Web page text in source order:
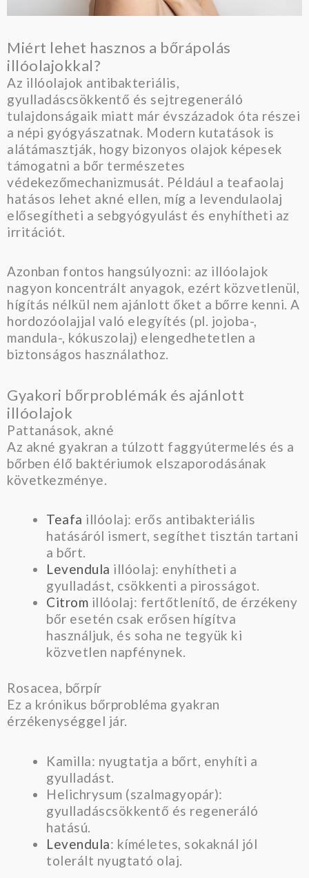
Miért lehet hasznos a bőrápolás
illóolajokkal?
Az illóolajok antibakteriális,
gyulladáscsökkentő és sejtregeneráló
tulajdonságaik miatt már évszázadok óta részei
a népi gyógyászatnak. Modern kutatások is
alátámasztják, hogy bizonyos olajok képesek
támogatni a bőr természetes
védekezőmechanizmusát. Például a teafaolaj
hatásos lehet akné ellen, míg a levendulaolaj
elősegítheti a sebgyógyulást és enyhítheti az
irritációt.
Azonban fontos hangsúlyozni: az illóolajok
nagyon koncentrált anyagok, ezért közvetlenül,
hígítás nélkül nem ajánlott őket a bőrre kenni. A
hordozóolajjal való elegyítés (pl. jojoba-,
mandula-, kókuszolaj) elengedhetetlen a
biztonságos használathoz.
Gyakori bőrproblémák és ajánlott
illóolajok
Pattanások, akné
Az akné gyakran a túlzott faggyútermelés és a
bőrben élő baktériumok elszaporodásának
következménye.
Teafa illóolaj: erős antibakteriális
hatásáról ismert, segíthet tisztán tartani
a bőrt.
Levendula illóolaj: enyhítheti a
gyulladást, csökkenti a pirosságot.
Citrom illóolaj: fertőtlenítő, de érzékeny
bőr esetén csak erősen hígítva
használjuk, és soha ne tegyük ki
közvetlen napfénynek.
Rosacea, bőrpír
Ez a krónikus bőrprobléma gyakran
érzékenységgel jár.
Kamilla: nyugtatja a bőrt, enyhíti a
gyulladást.
Helichrysum (szalmagyopár):
gyulladáscsökkentő és regeneráló
hatású.
Levendula: kíméletes, sokaknál jól
tolerált nyugtató olaj.